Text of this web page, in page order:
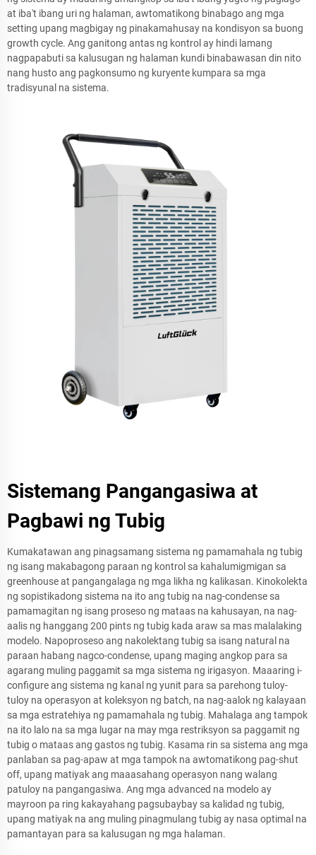
at iba't ibang uri ng halaman, awtomatikong binabago ang mga
setting upang magbigay ng pinakamahusay na kondisyon sa buong
growth cycle. Ang ganitong antas ng kontrol ay hindi lamang
nagpapabuti sa kalusugan ng halaman kundi binabawasan din nito
nang husto ang pagkonsumo ng kuryente kumpara sa mga
tradisyunal na sistema.
Sistemang Pangangasiwa at
Pagbawi ng Tubig
Kumakatawan ang pinagsamang sistema ng pamamahala ng tubig
ng isang makabagong paraan ng kontrol sa kahalumigmigan sa
greenhouse at pangangalaga ng mga likha ng kalikasan. Kinokolekta
ng sopistikadong sistema na ito ang tubig na nag-condense sa
pamamagitan ng isang proseso ng mataas na kahusayan, na nag-
aalis ng hanggang 200 pints ng tubig kada araw sa mas malalaking
modelo. Napoproseso ang nakolektang tubig sa isang natural na
paraan habang nagco-condense, upang maging angkop para sa
agarang muling paggamit sa mga sistema ng irigasyon. Maaaring i-
configure ang sistema ng kanal ng yunit para sa parehong tuloy-
tuloy na operasyon at koleksyon ng batch, na nag-aalok ng kalayaan
sa mga estratehiya ng pamamahala ng tubig. Mahalaga ang tampok
na ito lalo na sa mga lugar na may mga restriksyon sa paggamit ng
tubig o mataas ang gastos ng tubig. Kasama rin sa sistema ang mga
panlaban sa pag-apaw at mga tampok na awtomatikong pag-shut
off, upang matiyak ang maaasahang operasyon nang walang
patuloy na pangangasiwa. Ang mga advanced na modelo ay
mayroon pa ring kakayahang pagsubaybay sa kalidad ng tubig,
upang matiyak na ang muling pinagmulang tubig ay nasa optimal na
pamantayan para sa kalusugan ng mga halaman.